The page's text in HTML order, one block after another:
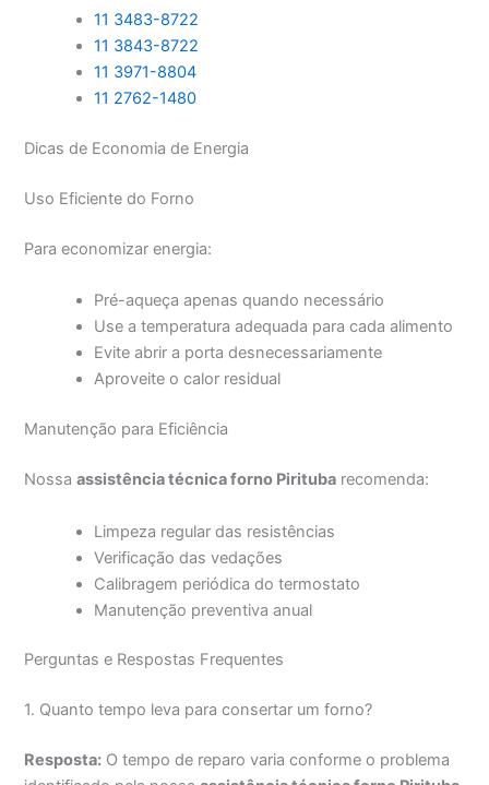
11 3483-8722
11 3843-8722
11 3971-8804
11 2762-1480
Dicas de Economia de Energia
Uso Eficiente do Forno
Para economizar energia:
Pré-aqueça apenas quando necessário
Use a temperatura adequada para cada alimento
Evite abrir a porta desnecessariamente
Aproveite o calor residual
Manutenção para Eficiência
Nossaassistência técnica forno Pirituba recomenda:
Limpeza regular das resistências
Verificação das vedações
Calibragem periódica do termostato
Manutenção preventiva anual
Perguntas e Respostas Frequentes
1. Quanto tempo leva para consertar um forno?
Resposta: O tempo de reparo varia conforme o problema